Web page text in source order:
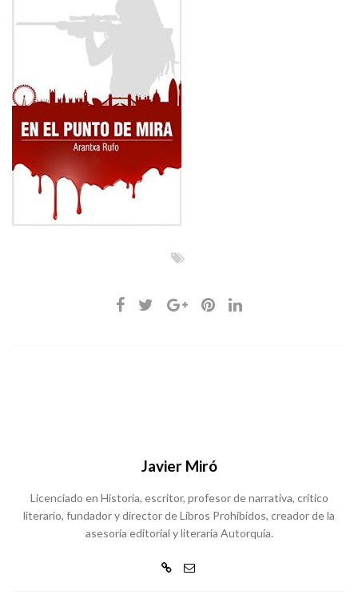
Javier Miró
Licenciado en Historia, escritor, profesor de narrativa, crítico
literario, fundador y director de Libros Prohibidos, creador de la
asesoría editorial y literaria Autorquía.